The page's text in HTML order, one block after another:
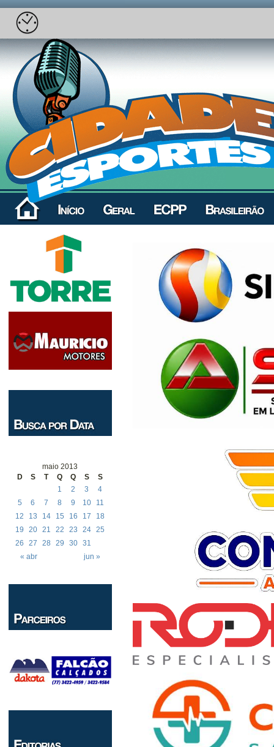
maio 2013
D
S T Q Q S S
« abr jun »
1 2 3
4
5
6 7 8 9 10
11
12
13 14 15 16 17
18
19
20 21 22 23 24 25
26
27 28 29 30 31